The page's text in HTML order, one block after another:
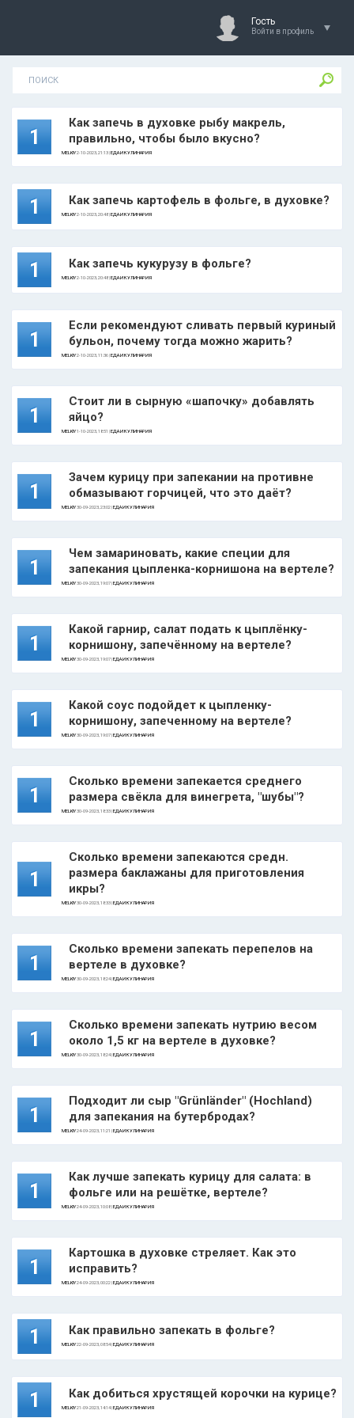
Гость
Войти в профиль
1
Как запечь в духовке рыбу макрель,
правильно, чтобы было вкусно?
MELKIY2-10-2023, 21:13 |ЕДА И КУЛИНАРИЯ
1 Как запечь картофель в фольге, в духовке?
MELKIY2-10-2023, 20:48 |ЕДА И КУЛИНАРИЯ
1 Как запечь кукурузу в фольге?
MELKIY2-10-2023, 20:48 |ЕДА И КУЛИНАРИЯ
1
Если рекомендуют сливать первый куриный
бульон, почему тогда можно жарить?
MELKIY2-10-2023, 11:36 |ЕДА И КУЛИНАРИЯ
1
Стоит ли в сырную «шапочку» добавлять
яйцо?
MELKIY1-10-2023, 18:51 |ЕДА И КУЛИНАРИЯ
1
Зачем курицу при запекании на противне
обмазывают горчицей, что это даёт?
MELKIY30-09-2023, 23:02 |ЕДА И КУЛИНАРИЯ
1
Чем замариновать, какие специи для
запекания цыпленка-корнишона на вертеле?
MELKIY30-09-2023, 19:07 |ЕДА И КУЛИНАРИЯ
1
Какой гарнир, салат подать к цыплёнку-
корнишону, запечённому на вертеле?
MELKIY30-09-2023, 19:07 |ЕДА И КУЛИНАРИЯ
1
Какой соус подойдет к цыпленку-
корнишону, запеченному на вертеле?
MELKIY30-09-2023, 19:07 |ЕДА И КУЛИНАРИЯ
1
Сколько времени запекается среднего
размера свёкла для винегрета, "шубы"?
MELKIY30-09-2023, 18:33 |ЕДА И КУЛИНАРИЯ
1
Сколько времени запекаются средн.
размера баклажаны для приготовления
икры?
MELKIY30-09-2023, 18:33 |ЕДА И КУЛИНАРИЯ
1
Сколько времени запекать перепелов на
вертеле в духовке?
MELKIY30-09-2023, 18:24 |ЕДА И КУЛИНАРИЯ
1
Сколько времени запекать нутрию весом
около 1,5 кг на вертеле в духовке?
MELKIY30-09-2023, 18:24 |ЕДА И КУЛИНАРИЯ
1
Подходит ли сыр "Grünländer" (Hochland)
для запекания на бутербродах?
MELKIY24-09-2023, 11:21 |ЕДА И КУЛИНАРИЯ
1
Как лучше запекать курицу для салата: в
фольге или на решётке, вертеле?
MELKIY24-09-2023, 10:08 |ЕДА И КУЛИНАРИЯ
1
Картошка в духовке стреляет. Как это
исправить?
MELKIY24-09-2023, 00:22 |ЕДА И КУЛИНАРИЯ
1 Как правильно запекать в фольге?
MELKIY22-09-2023, 08:54 |ЕДА И КУЛИНАРИЯ
1 Как добиться хрустящей корочки на курице?
MELKIY21-09-2023, 14:14 |ЕДА И КУЛИНАРИЯ